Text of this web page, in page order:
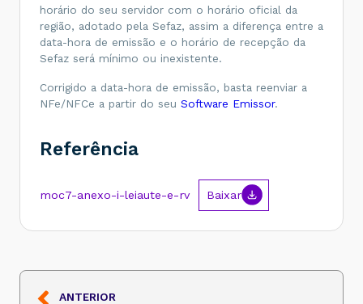
horário do seu servidor com o horário oficial da
região, adotado pela Sefaz, assim a diferença entre a
data-hora de emissão e o horário de recepção da
Sefaz será mínimo ou inexistente.
Corrigido a data-hora de emissão, basta reenviar a
NFe/NFCe a partir do seu Software Emissor.
Referência
moc7-anexo-i-leiaute-e-rv Baixar
ANTERIOR